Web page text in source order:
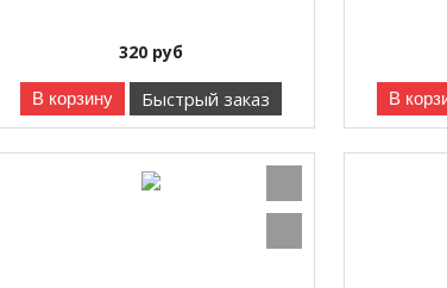
320руб
В корзину Быстрый заказ В